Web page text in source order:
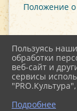
Положение о
2026 г.
Вход
Карта сайта
Политика
Пользуясь
обработки
веб-сайт и
сервисы
Подробнее